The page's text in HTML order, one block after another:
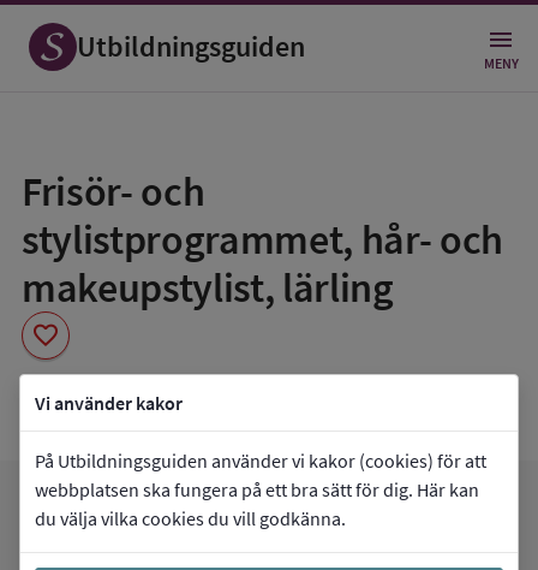
Vi använder kakor
På Utbildningsguiden använder vi kakor (cookies) för att
webbplatsen ska fungera på ett bra sätt för dig. Här kan
du välja vilka cookies du vill godkänna.
Utbildningsguiden MENY
Frisör- och
stylistprogrammet, hår- och
makeupstylist, lärling
favorite
som
favorit
Yrkesgymnasiet Väsby
Gå tillYrkesgymnasiet Väsbyarrow_forward
Mina favoriterfavorite